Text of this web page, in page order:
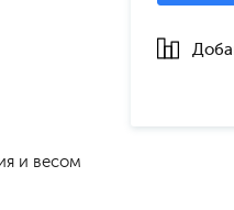
и весом